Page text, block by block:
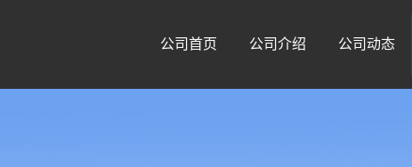
公司首页 公司介绍 公司动态